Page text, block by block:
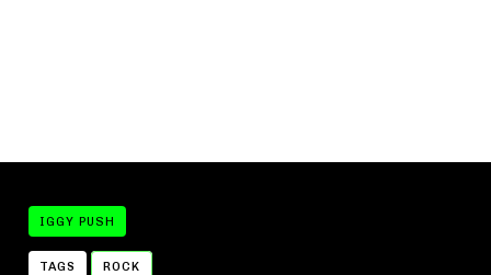
IGGY PUSH
TAGS ROCK